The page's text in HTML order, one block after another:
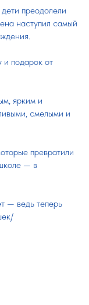
преодолели
наступил самый
и подарок от
ярким и
смелыми и
превратили
— в
— ведь теперь